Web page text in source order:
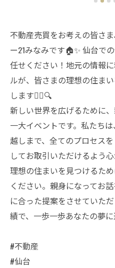
不動産売買をお考えの皆さ
ー21みなみです🏠✨ 仙台で
任せください！地元の情報
ルが、皆さまの理想の住ま
します👷‍♂️🔍
新しい世界を広げるために
一大イベントです。私たち
越しまで、全てのプロセス
してお取引いただけるよう
理想の住まいを見つけるた
ください。親身になってお
に合った提案をさせていた
績で、一歩一歩あなたの夢
#不動産
#仙台